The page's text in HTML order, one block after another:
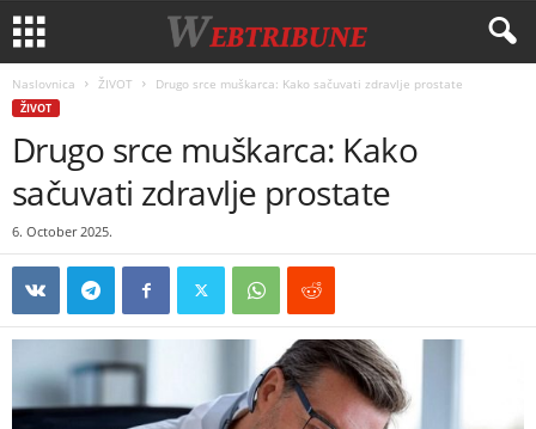
Naslovnica ŽIVOT Drugo srce muškarca: Kako sačuvati zdravlje prostate
ŽIVOT
Drugo srce muškarca: Kako
sačuvati zdravlje prostate
6. October 2025.